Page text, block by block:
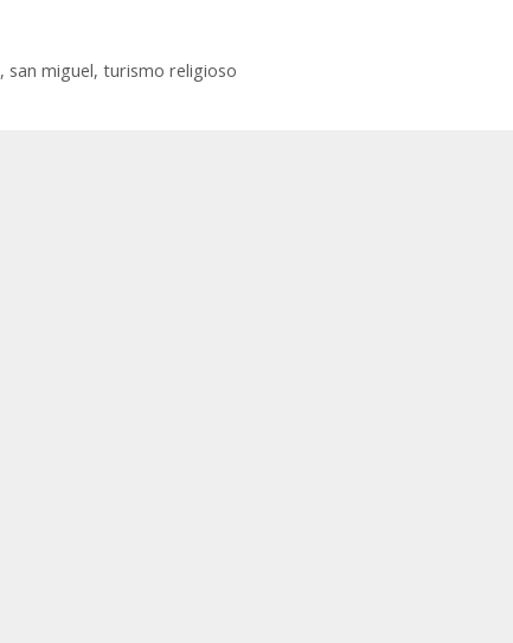
, san miguel,turismo religioso